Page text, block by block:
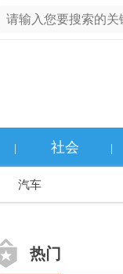
社会
汽车
热门